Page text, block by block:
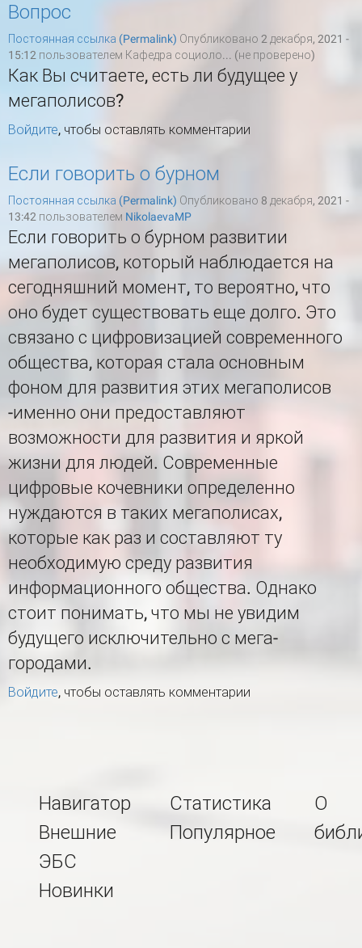
Вопрос
Постоянная ссылка (Permalink) Опубликовано 2 декабря, 2021 -
15:12 пользователем Кафедра социоло... (не проверено)
Как Вы считаете, есть ли будущее у
мегаполисов?
Войдите, чтобы оставлять комментарии
Если говорить о бурном
Постоянная ссылка (Permalink) Опубликовано 8 декабря, 2021 -
13:42 пользователем NikolaevaMP
Если говорить о бурном развитии
мегаполисов, который наблюдается на
сегодняшний момент, то вероятно, что
оно будет существовать еще долго. Это
связано с цифровизацией современного
общества, которая стала основным
фоном для развития этих мегаполисов
-именно они предоставляют
возможности для развития и яркой
жизни для людей. Современные
цифровые кочевники определенно
нуждаются в таких мегаполисах,
которые как раз и составляют ту
необходимую среду развития
информационного общества. Однако
стоит понимать, что мы не увидим
будущего исключительно с мега-
городами.
Войдите, чтобы оставлять комментарии
Навигатор
Внешние
ЭБС
Новинки
Статистика
Популярное
О